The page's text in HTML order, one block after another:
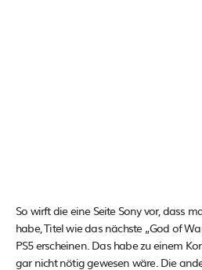
So wirft die eine Seite Sony vor, dass
habe, Titel wie das nächste „God of
PS5 erscheinen. Das habe zu einem
gar nicht nötig gewesen wäre. Die